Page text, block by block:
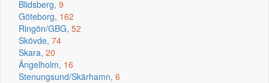
Blidsberg, 9
Göteborg, 162
Ringön/GBG, 52
Skövde, 74
Skara, 20
Ängelholm, 16
Stenungsund/Skärhamn, 6